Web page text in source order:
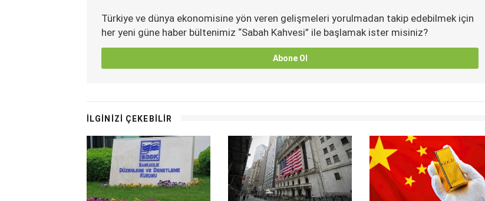
Türkiye ve dünya ekonomisine yön veren gelişmeleri yorulmadan takip edebilmek için
her yeni güne haber bültenimiz “Sabah Kahvesi” ile başlamak ister misiniz?
Abone Ol
İLGİNİZİ ÇEKEBİLİR